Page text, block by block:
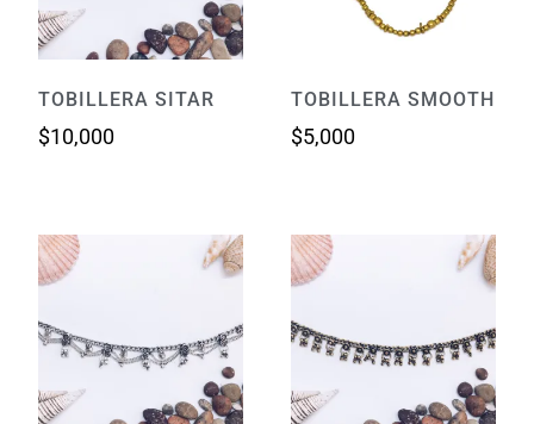
TOBILLERA SITAR
$10,000
TOBILLERA SMOOTH
$5,000